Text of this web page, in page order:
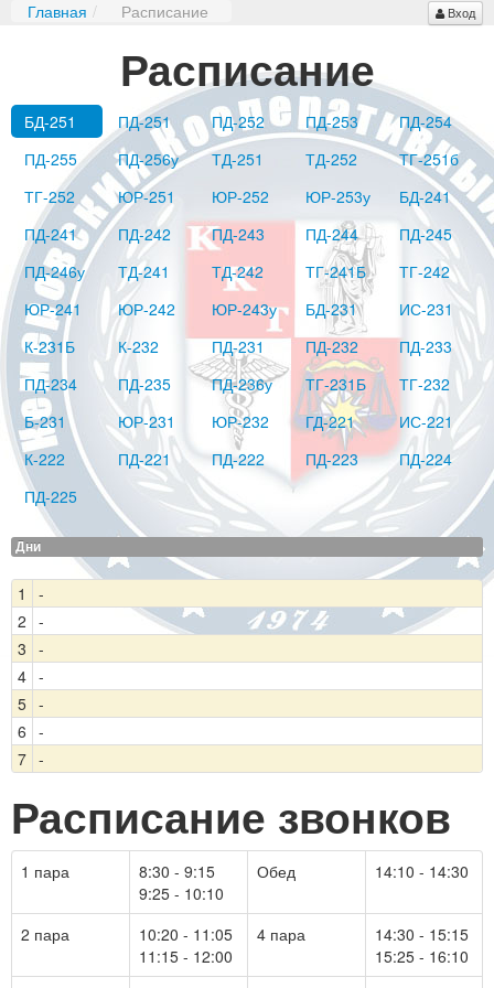
Главная / Расписание Вход
Расписание
БД-251 ПД-251 ПД-252 ПД-253
ПД-254
ПД-255
ПД-256у ТД-251 ТД-252
ТГ-251б
ТГ-252
ЮР-251 ЮР-252 ЮР-253у
БД-241
ПД-241
ПД-242 ПД-243 ПД-244
ПД-245
ПД-246у
ТД-241 ТД-242 ТГ-241Б
ТГ-242
ЮР-241
ЮР-242 ЮР-243у БД-231
ИС-231
К-231Б
К-232 ПД-231 ПД-232
ПД-233
ПД-234
ПД-235 ПД-236у ТГ-231Б
ТГ-232
Б-231
ЮР-231 ЮР-232 ГД-221
ИС-221
К-222
ПД-221 ПД-222 ПД-223
ПД-224
ПД-225
Дни
1
-
2 -
3 -
4 -
5 -
6 -
7 -
Расписание звонков
1 пара
8:30 - 9:15
9:25 - 10:10
Обед 14:10 - 14:30
2 пара
10:20 - 11:05
11:15 - 12:00
4 пара
14:30 - 15:15
15:25 - 16:10